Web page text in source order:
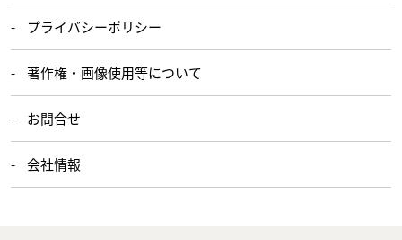
プライバシーポリシー
著作権・画像使用等について
お問合せ
会社情報